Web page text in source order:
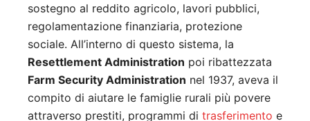
sostegno al reddito agricolo, lavori pubblici,
regolamentazione finanziaria, protezione
sociale. All’interno di questo sistema, la
Resettlement Administration poi ribattezzata
Farm Security Administration nel 1937, aveva il
compito di aiutare le famiglie rurali più povere
attraverso prestiti, programmi di trasferimento e